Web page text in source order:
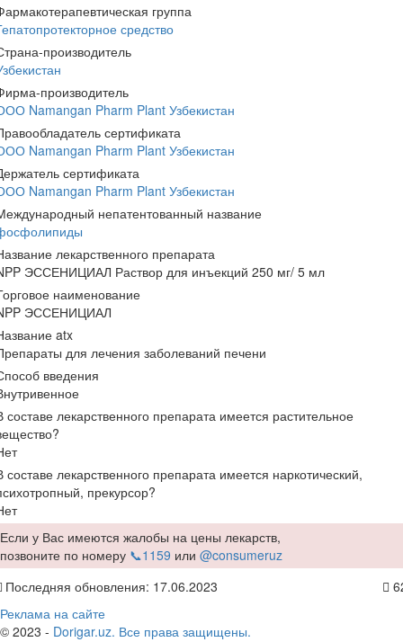
группа
средство
производитель
производитель
Namangan Pharm Plant Узбекистан
сертификата
Namangan Pharm Plant Узбекистан
сертификата
Namangan Pharm Plant Узбекистан
непатентованный название
лекарственного препарата
ЭССЕНИЦИАЛ Раствор для инъекций 250 мг/ 5 мл
наименование
ЭССЕНИЦИАЛ
atx
для лечения заболеваний печени
введения
составе лекарственного препарата имеется растительное
составе лекарственного препарата имеется наркотический,
прекурсор?
Если у Вас имеются жалобы на цены лекарств,
позвоните по номеру 📞1159 или @consumeruz
Последняя обновления: 17.06.2023
Реклама на сайте
© 2023 - Dorigar.uz. Все права защищены.